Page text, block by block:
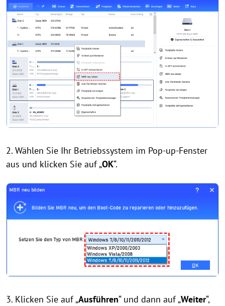
2. Wählen Sie Ihr Betriebssystem im Pop-up-Fenster
aus und klicken Sie auf „OK“.
3. Klicken Sie auf „Ausführen“ und dann auf „Weiter“,